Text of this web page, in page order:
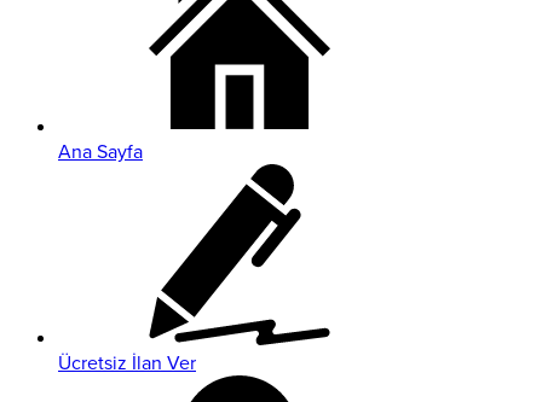
Ana Sayfa
Ücretsiz İlan Ver